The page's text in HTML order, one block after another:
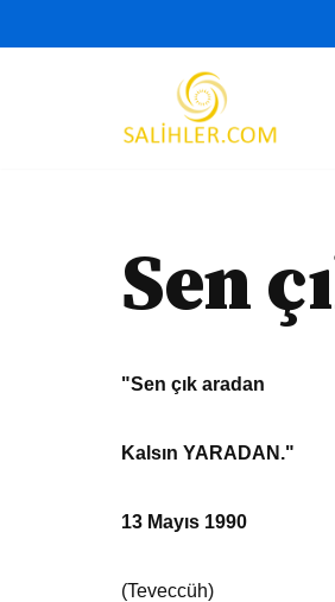
Sen
"Sen çık aradan
Kalsın YARADAN."
13 Mayıs 1990
(Teveccüh)